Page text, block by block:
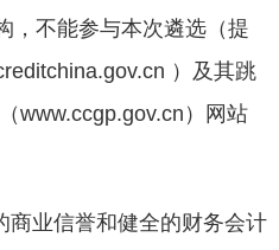
，不能参与本次遴选（提
）及其跳
www.ccgp.gov.cn）网站
商业信誉和健全的财务会计